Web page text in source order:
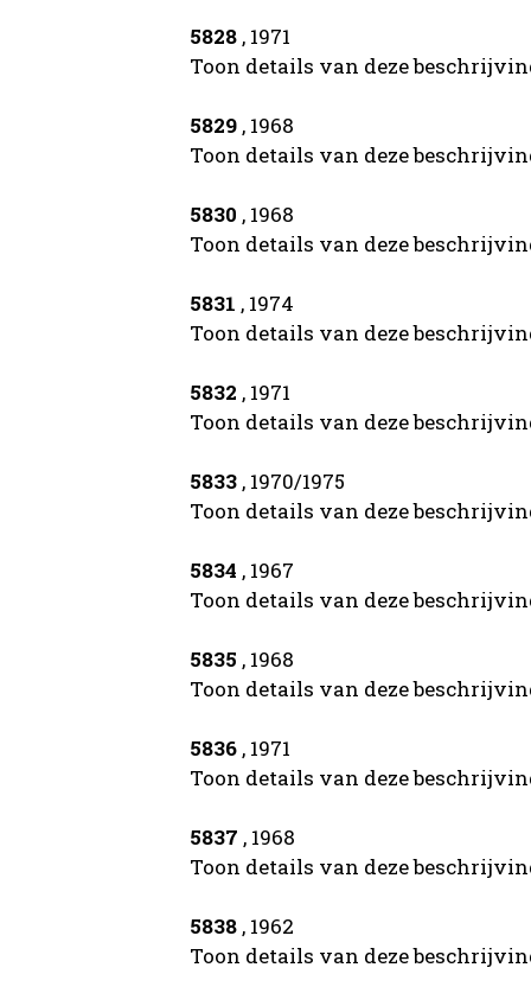
5828 , 1971
Toon details van deze
5829 , 1968
Toon details van deze
5830 , 1968
Toon details van deze
5831 , 1974
Toon details van deze
5832 , 1971
Toon details van deze
5833 , 1970/1975
Toon details van deze
5834 , 1967
Toon details van deze
5835 , 1968
Toon details van deze
5836 , 1971
Toon details van deze
5837 , 1968
Toon details van deze
5838 , 1962
Toon details van deze